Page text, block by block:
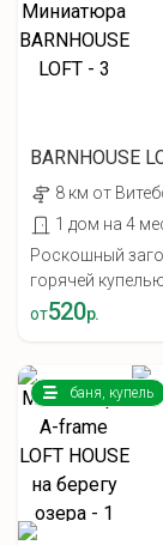
BARNHOUSE
8 км от
1 дом на 4
Роскошный
горячей
от520р.
баня, купель